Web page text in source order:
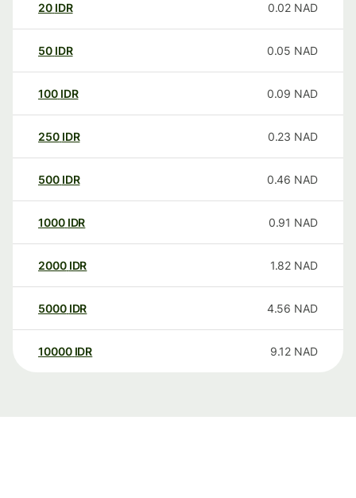
20 IDR 0.02 NAD
50 IDR 0.05 NAD
100 IDR 0.09 NAD
250 IDR 0.23 NAD
500 IDR 0.46 NAD
1000 IDR 0.91 NAD
2000 IDR 1.82 NAD
5000 IDR 4.56 NAD
10000 IDR 9.12 NAD